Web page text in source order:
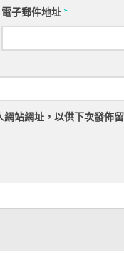
電子郵件地址*
站網址，以供下次發佈